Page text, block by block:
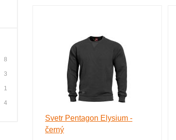
8
3
1
4
Svetr Pentagon Elysium -
černý